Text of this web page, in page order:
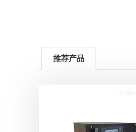
推荐产品